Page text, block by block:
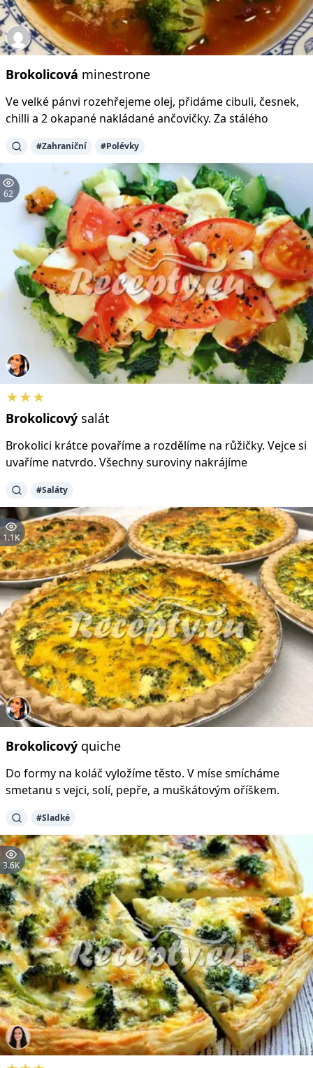
Brokolicová minestrone
Ve velké pánvi rozehřejeme olej, přidáme cibuli, česnek,
chilli a 2 okapané nakládané ančovičky. Za stálého
#Zahraniční #Polévky
62
★★★
Brokolicový salát
Brokolici krátce povaříme a rozdělíme na růžičky. Vejce si
uvaříme natvrdo. Všechny suroviny nakrájíme
#Saláty
1.1K
Brokolicový quiche
Do formy na koláč vyložíme těsto. V míse smícháme
smetanu s vejci, solí, pepře, a muškátovým oříškem.
#Sladké
3.6K